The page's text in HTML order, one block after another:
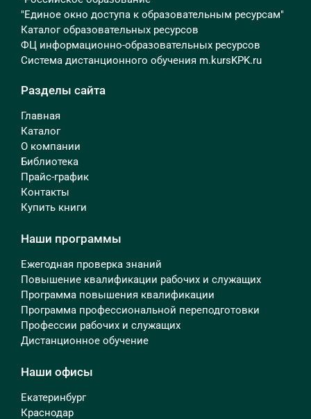
"Единое окно доступа к образовательным ресурсам"
Каталог образовательных ресурсов
ФЦ информационно-образовательных ресурсов
Система дистанционного обучения m.kursKPK.ru
Разделы сайта
Главная
Каталог
О компании
Библиотека
Прайс-график
Контакты
Купить книги
Наши программы
Ежегодная проверка знаний
Повышение квалификации рабочих и служащих
Программа повышения квалификации
Программа профессиональной переподготовки
Профессии рабочих и служащих
Дистанционное обучение
Наши офисы
Екатеринбург
Краснодар